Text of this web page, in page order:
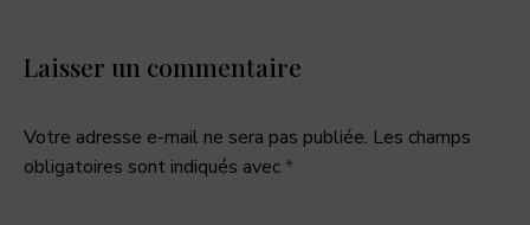
Laisser un commentaire
Votre adresse e-mail ne sera pas publiée. Les champs
obligatoires sont indiqués avec*